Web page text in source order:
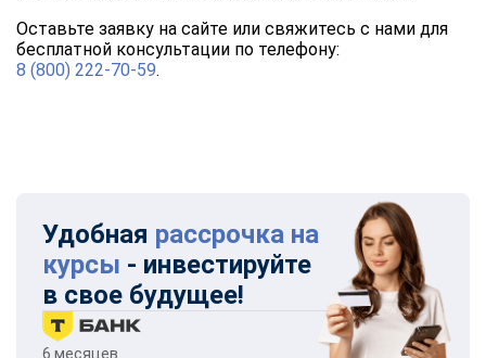
Оставьте заявку на сайте или свяжитесь с нами для
бесплатной консультации по телефону:
8 (800) 222-70-59.
Удобная рассрочка на
курсы - инвестируйте
в свое будущее!
6 месяцев